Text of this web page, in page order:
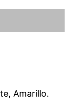
Amarillo.